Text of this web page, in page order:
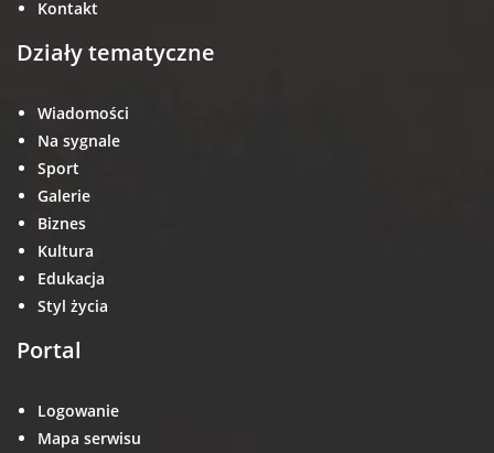
Kontakt
Działy tematyczne
Wiadomości
Na sygnale
Sport
Galerie
Biznes
Kultura
Edukacja
Styl życia
Portal
Logowanie
Mapa serwisu